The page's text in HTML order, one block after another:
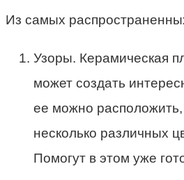
Из самых
Узоры. Керамическая
может создать
ее можно
несколько различных
Помогут в этом уже